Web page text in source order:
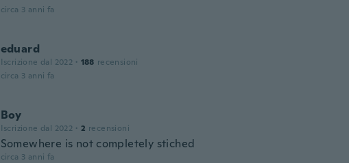
circa 3 anni fa
eduard
Iscrizione dal 2022 · 188 recensioni
circa 3 anni fa
Boy
Iscrizione dal 2022 · 2 recensioni
Somewhere is not completely stiched
circa 3 anni fa